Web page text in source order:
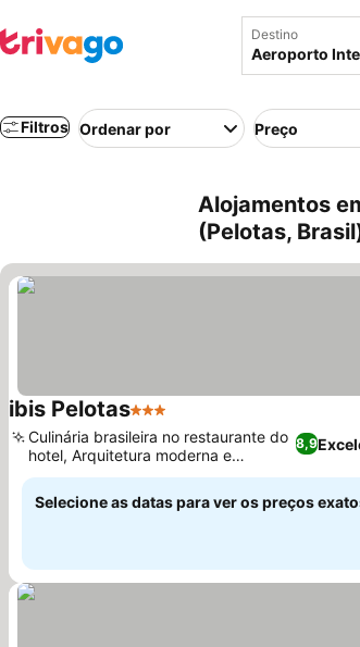
Destino
Filtros Ordenar por Preço
Alojamentos
(Pelotas,
ibis Pelotas3 Estrelas
8,9
Culinária brasileira no restaurante do
hotel, Arquitetura moderna e
inovadora
Selecione as datas para ver os preços